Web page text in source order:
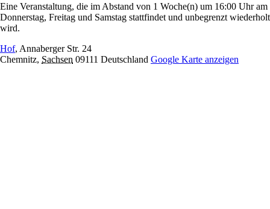
Eine Veranstaltung, die im Abstand von 1 Woche(n) um 16:00 Uhr am
Donnerstag, Freitag und Samstag stattfindet und unbegrenzt wiederholt
wird.
Hof, Annaberger Str. 24
Chemnitz, Sachsen 09111 Deutschland Google Karte anzeigen